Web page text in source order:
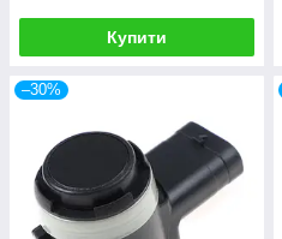
Купити
–30%